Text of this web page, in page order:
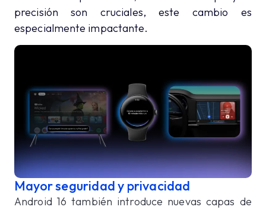
precisión son cruciales, este cambio es
especialmente impactante.
Mayor seguridad y privacidad
Android 16 también introduce nuevas capas de